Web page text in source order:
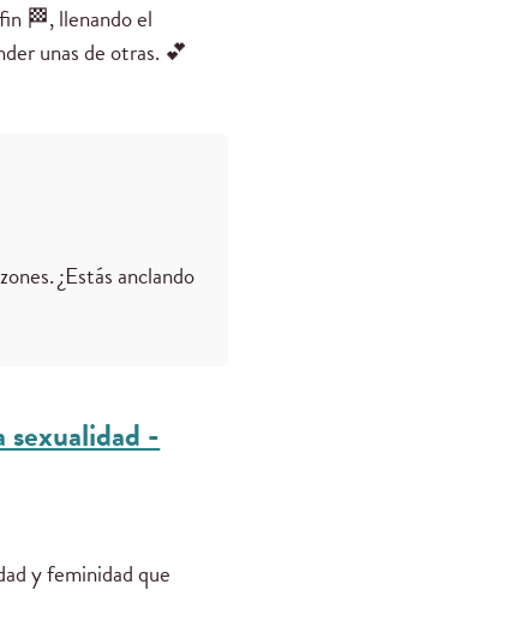
🏁, llenando el
unas de otras. 💕
¿Estás anclando
sexualidad -
y feminidad que